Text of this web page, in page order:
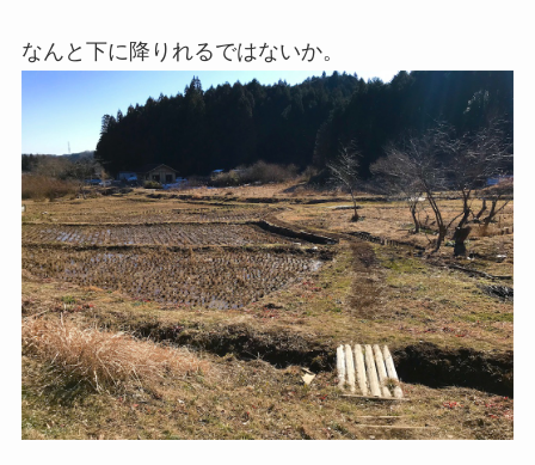
なんと下に降りれるではないか。